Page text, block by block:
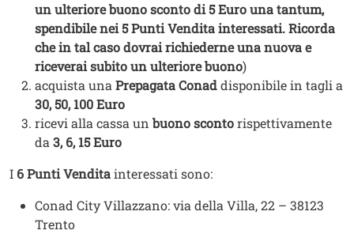
un ulteriore buono sconto di 5 Euro una tantum,
spendibile nei 5 Punti Vendita interessati. Ricorda
che in tal caso dovrai richiederne una nuova e
riceverai subito un ulteriore buono)
acquista una Prepagata Conaddisponibile in tagli a
30, 50, 100 Euro
ricevi alla cassa un buono scontorispettivamente
da 3, 6, 15 Euro
I 6 Punti Venditainteressati sono:
Conad City Villazzano: via della Villa, 22 – 38123
Trento